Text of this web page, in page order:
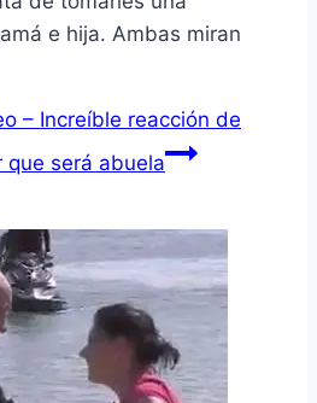
e hija. Ambas miran
– Increíble reacción de
que será abuela